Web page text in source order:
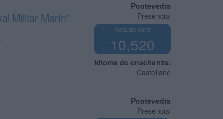
Pontevedra
Presencial
Nota de corte
10,520
Idioma de enseñanza:
Castellano
Militar Marín"
Pontevedra
Presencial